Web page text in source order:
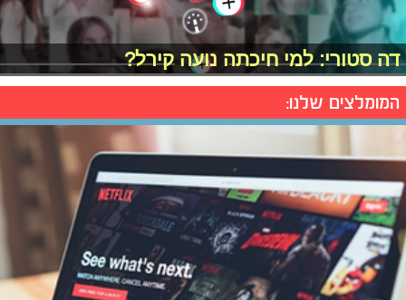
דה סטורי: למי חיכתה נועה קירל?
המומלצים שלנו: